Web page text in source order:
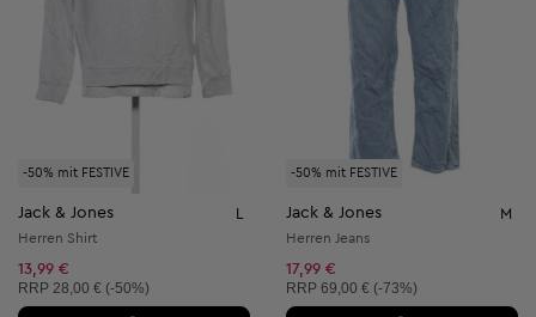
-50% mit FESTIVE
Jack & Jones
Herren Shirt
13,99 €
Unverbindliche Preisempfehlung:
RRP 28,00 € (-50%)
-50% mit FESTIVE
Jack & Jones M
Herren Jeans
17,99 €
Unverbindliche Preisempfehlung:
RRP 69,00 € (-73%)